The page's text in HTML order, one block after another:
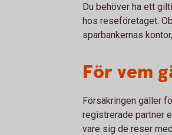
Du behöver ha ett
hos reseföretaget.
sparbankernas
För vem
Försäkringen gäller
registrerade partner
vare sig de reser